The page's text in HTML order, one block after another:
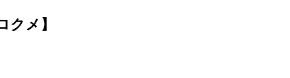
クメ】